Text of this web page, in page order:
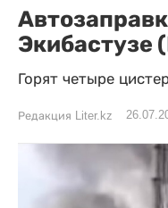
Экибастузе
Горят четыре
Редакция Liter.kz